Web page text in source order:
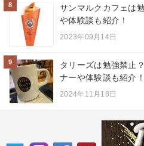
8
サンマルクカフェは
や体験談も紹介！
2023年09月14日
9
タリーズは勉強禁止
ナーや体験談も紹介！
2024年11月18日